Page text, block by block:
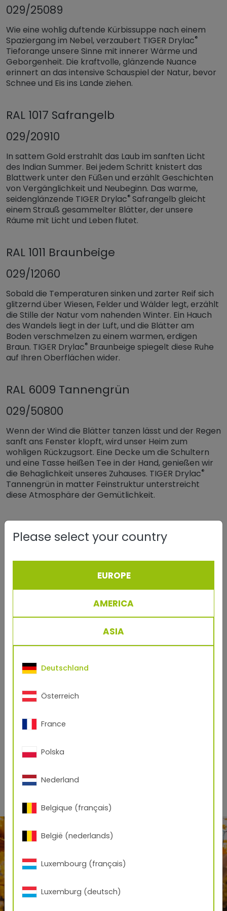
029/25089
Wie eine wohlig duftende Kürbissuppe nach einem
Spaziergang im Nebel, verzaubert TIGER Drylac®
Tieforange unsere Sinne mit innerer Wärme und
Geborgenheit. Die kraftvolle, glänzende Nuance
erinnert an das intensive Schauspiel der Natur, bevor
Schnee und Eis ins Lande ziehen.
RAL 1017 Safrangelb
029/20910
In sattem Gold erstrahlt das Laub im sanften Licht
des Indian Summer. Bei jedem Schritt knistert das
Blattwerk unter den Füßen und erzählt Geschichten
von Vergänglichkeit und Neubeginn. Das warme,
seidenglänzende TIGER Drylac® Safrangelb gleicht
einem Strauß gesammelter Blätter, der unsere
Räume mit Licht und Leben flutet.
RAL 1011 Braunbeige
029/12060
Sobald die Temperaturen sinken und zarter Reif sich
glitzernd über Wiesen, Felder und Wälder legt, erzählt
die Stille der Natur vom nahenden Winter. Ein Hauch
des Wandels liegt in der Luft, und die Blätter am
Boden verschmelzen zu einem warmen, erdigen
Braun. TIGER Drylac® Braunbeige spiegelt diese Ruhe
auf Ihren Oberflächen wider.
RAL 6009 Tannengrün
029/50800
Wenn der Wind die Blätter tanzen lässt und der Regen
sanft ans Fenster klopft, wird unser Heim zum
wohligen Rückzugsort. Eine Decke um die Schultern
und eine Tasse heißen Tee in der Hand, genießen wir
die Behaglichkeit unseres Zuhauses. TIGER Drylac®
Tannengrün in matter Feinstruktur unterstreicht
diese Atmosphäre der Gemütlichkeit.
RAL 2011 Tieforange
Please select your country
EUROPE
AMERICA
ASIA
Deutschland
Österreich
France
Polska
Nederland
Belgique (français)
België (nederlands)
Luxembourg (français)
Luxemburg (deutsch)